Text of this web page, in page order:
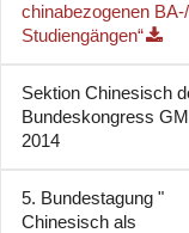
chinabezogenen
Studiengängen“
Sektion Chinesisch
Bundeskongress
2014
5. Bundestagung "
Chinesisch als